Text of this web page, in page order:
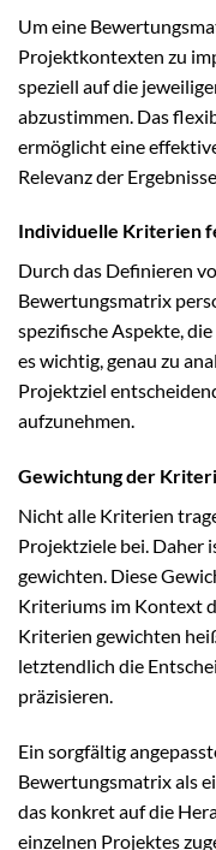
Um eine
Projektkontexten zu
speziell auf die
abzustimmen. Das
ermöglicht eine
Relevanz der
Individuelle Kriterien
Durch das Definieren
Bewertungsmatrix
spezifische Aspekte,
es wichtig, genau zu
Projektziel
aufzunehmen.
Gewichtung der
Nicht alle Kriterien
Projektziele bei. Daher
gewichten. Diese
Kriteriums im Kontext
Kriterien gewichten
letztendlich die
präzisieren.
Ein sorgfältig
Bewertungsmatrix als
das konkret auf die
einzelnen Projektes